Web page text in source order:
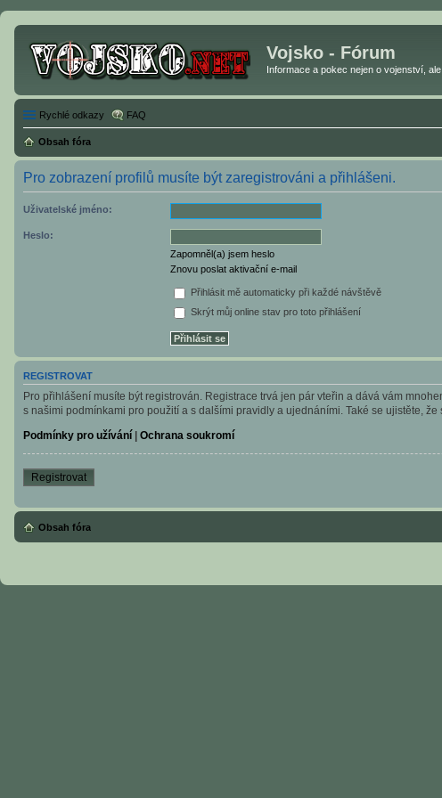
Vojsko - Fórum
Informace a pokec nejen o vojenství,
Rychlé odkazy FAQ
Obsah fóra
Pro zobrazení profilů musíte být zaregistrováni a přihlášeni.
Uživatelské jméno:
Heslo:
Zapomněl(a) jsem heslo
Znovu poslat aktivační e-mail
Přihlásit mě automaticky při každé návštěvě
Skrýt můj online stav pro toto přihlášení
REGISTROVAT
Pro přihlášení musíte být registrován. Registrace trvá jen pár vteřin a dává vám
s našimi podmínkami pro použití a s dalšími pravidly a ujednáními. Také se ujistěte,
Podmínky pro užívání
Ochrana soukromí
Registrovat
Obsah fóra